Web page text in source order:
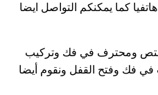
كما يمكنكم التواصل ايضا
ومحترف في فك وتركيب
في فك وفتح القفل ونقوم أيضا